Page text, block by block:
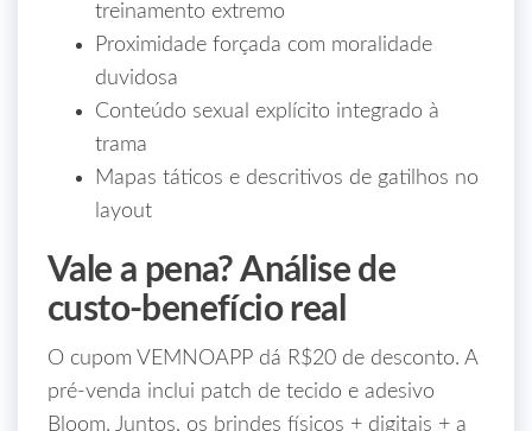
treinamento extremo
Proximidade forçada com moralidade
duvidosa
Conteúdo sexual explícito integrado à
trama
Mapas táticos e descritivos de gatilhos no
layout
Vale a pena? Análise de
custo-benefício real
O cupom VEMNOAPP dá R$20 de desconto. A
pré-venda inclui patch de tecido e adesivo
Bloom. Juntos, os brindes físicos + digitais + a